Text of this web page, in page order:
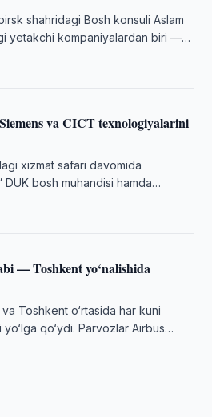
shahridagi Bosh konsuli Aslam
yetakchi kompaniyalardan biri —
va CICT texnologiyalarini
xizmat safari davomida
bosh muhandisi hamda
— Toshkent yo‘nalishida
Toshkent o‘rtasida har kuni
yo‘lga qo‘ydi. Parvozlar Airbus